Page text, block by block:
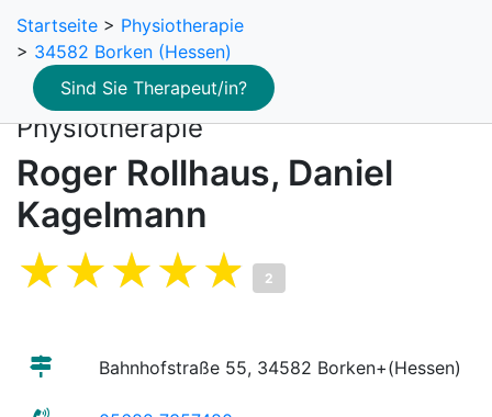
Startseite > Physiotherapie
> 34582 Borken (Hessen)
Sind Sie Therapeut/in?
Physiotherapie
Roger Rollhaus, Daniel
Kagelmann
2
Bahnhofstraße 55, 34582 Borken+(Hessen)